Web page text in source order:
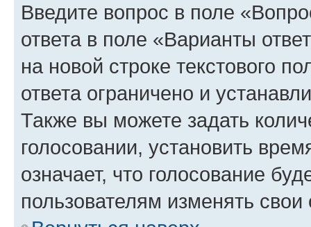
Введите вопрос в поле
ответа в поле «Варианты
на новой строке текстового
ответа ограничено и
Также вы можете задать
голосовании, установить
означает, что голосование
пользователям изменять свои